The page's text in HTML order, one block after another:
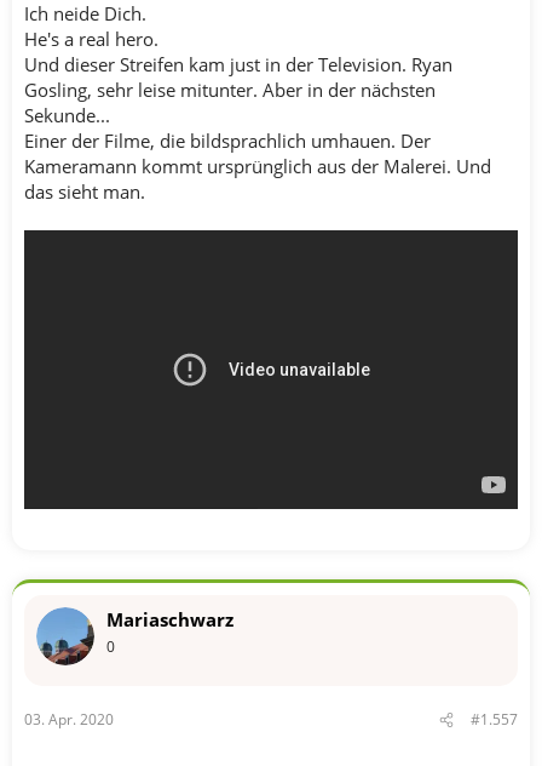
Ich neide Dich.
He's a real hero.
Und dieser Streifen kam just in der Television. Ryan
Gosling, sehr leise mitunter. Aber in der nächsten
Sekunde...
Einer der Filme, die bildsprachlich umhauen. Der
Kameramann kommt ursprünglich aus der Malerei. Und
das sieht man.
Mariaschwarz
0
03. Apr. 2020 #1.557